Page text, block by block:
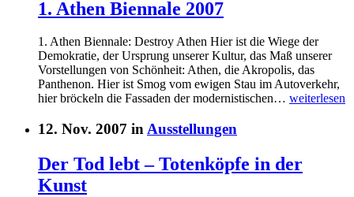
1. Athen Biennale 2007
1. Athen Biennale: Destroy Athen Hier ist die Wiege der
Demokratie, der Ursprung unserer Kultur, das Maß unserer
Vorstellungen von Schönheit: Athen, die Akropolis, das
Panthenon. Hier ist Smog vom ewigen Stau im Autoverkehr,
hier bröckeln die Fassaden der modernistischen… weiterlesen
12. Nov. 2007 in Ausstellungen
Der Tod lebt – Totenköpfe in der
Kunst